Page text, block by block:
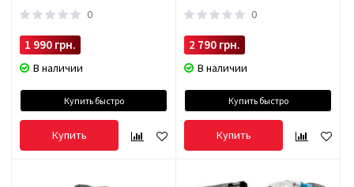
JamDUM111SYX
0
1 990 грн.
В наличии
Купить быстро
Купить
5Ah M1135-4
0
2 790 грн.
В наличии
Купить быстро
Купить